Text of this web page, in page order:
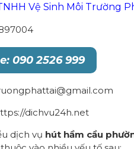
Vệ Sinh Môi Trường
090 2526 999
dichvu24h.net
dịch vụ hút hầm cầu p